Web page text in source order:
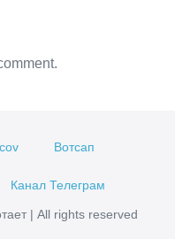
Вотсап
Канал Телеграм
| All rights reserved